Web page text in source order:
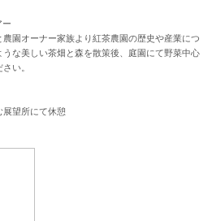
ー
園オーナー家族より紅茶農園の歴史や産業につ
な美しい茶畑と森を散策後、庭園にて野菜中心
い。
望所にて休憩